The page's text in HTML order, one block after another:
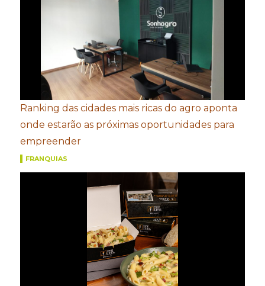
Ranking das cidades mais ricas do agro aponta
onde estarão as próximas oportunidades para
empreender
FRANQUIAS